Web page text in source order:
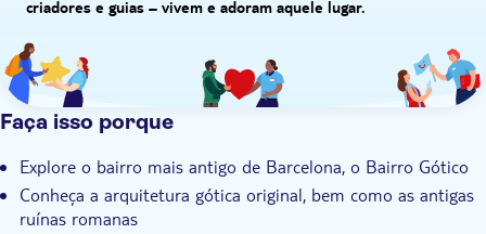
criadores e guias – vivem e adoram aquele lugar.
Faça isso porque
Explore o bairro mais antigo de Barcelona, o Bairro Gótico
Conheça a arquitetura gótica original, bem como as antigas
ruínas romanas